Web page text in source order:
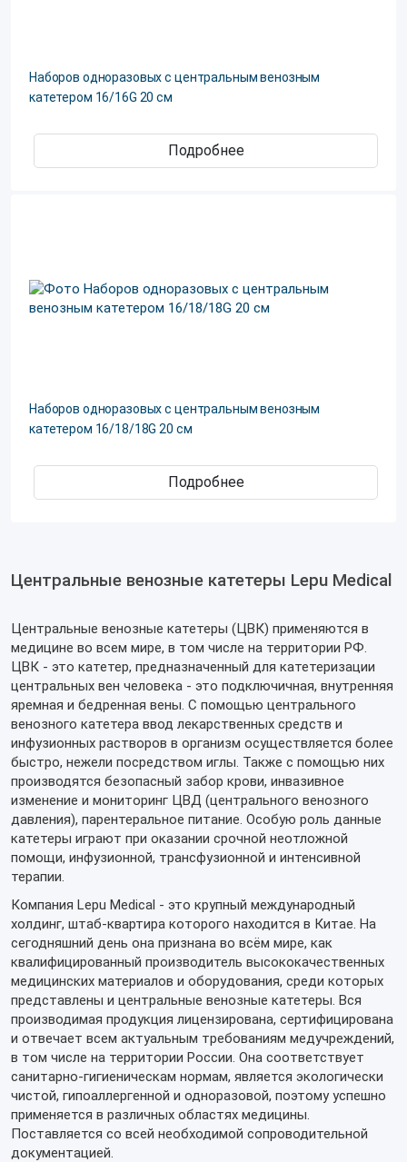
Наборов одноразовых с центральным венозным
катетером 16/16G 20 см
Подробнее
Наборов одноразовых с центральным венозным
катетером 16/18/18G 20 см
Подробнее
Центральные венозные катетеры Lepu Medical
Центральные венозные катетеры (ЦВК) применяются в
медицине во всем мире, в том числе на территории РФ.
ЦВК - это катетер, предназначенный для катетеризации
центральных вен человека - это подключичная, внутренняя
яремная и бедренная вены. С помощью центрального
венозного катетера ввод лекарственных средств и
инфузионных растворов в организм осуществляется более
быстро, нежели посредством иглы. Также с помощью них
производятся безопасный забор крови, инвазивное
изменение и мониторинг ЦВД (центрального венозного
давления), парентеральное питание. Особую роль данные
катетеры играют при оказании срочной неотложной
помощи, инфузионной, трансфузионной и интенсивной
терапии.
Компания Lepu Medical - это крупный международный
холдинг, штаб-квартира которого находится в Китае. На
сегодняшний день она признана во всём мире, как
квалифицированный производитель высококачественных
медицинских материалов и оборудования, среди которых
представлены и центральные венозные катетеры. Вся
производимая продукция лицензирована, сертифицирована
и отвечает всем актуальным требованиям медучреждений,
в том числе на территории России. Она соответствует
санитарно-гигиеническам нормам, является экологически
чистой, гипоаллергенной и одноразовой, поэтому успешно
применяется в различных областях медицины.
Поставляется со всей необходимой сопроводительной
документацией.